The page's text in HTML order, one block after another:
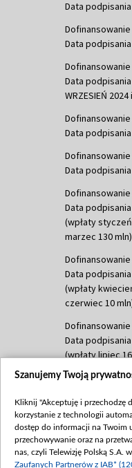
Data podpisania
Dofinansowanie
Data podpisania
Dofinansowanie
Data
WRZESIEŃ 2024
Dofinansowanie
Data podpisania
Dofinansowanie
Data podpisania
Dofinansowanie
Data podpisania
(wpłaty
marzec 130 mln)
Dofinansowanie
Data podpisania
(wpłaty
czerwiec 10
Dofinansowanie
Data podpisania
(wpłaty lipiec
Dofinansowanie
(wpłata
Dofinansowanie
Data podpisania
(wpłata
Szanujemy Twoją
Kliknij "Akceptuję i przechodzę
korzystanie z technologii
dostęp do informacji na Twoim
przechowywanie oraz na
nas, czyli Telewizję Polską S.A.
Zaufanych Partnerów z IAB*